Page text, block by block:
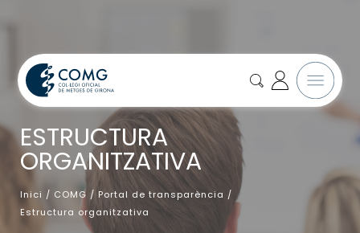
ESTRUCTURA
ORGANITZATIVA
Inici / COMG / Portal de transparència /
Estructura organitzativa